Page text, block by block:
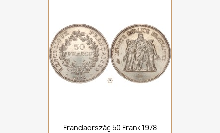
Franciaország 50 Frank 1978